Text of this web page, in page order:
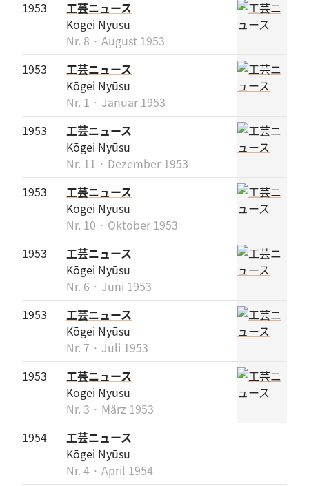
1953
工芸ニュース
Kōgei Nyūsu
Nr. 8 · August 1953
1953
工芸ニュース
Kōgei Nyūsu
Nr. 1 · Januar 1953
1953
工芸ニュース
Kōgei Nyūsu
Nr. 11 · Dezember 1953
1953
工芸ニュース
Kōgei Nyūsu
Nr. 10 · Oktober 1953
1953
工芸ニュース
Kōgei Nyūsu
Nr. 6 · Juni 1953
1953
工芸ニュース
Kōgei Nyūsu
Nr. 7 · Juli 1953
1953
工芸ニュース
Kōgei Nyūsu
Nr. 3 · März 1953
1954
工芸ニュース
Kōgei Nyūsu
Nr. 4 · April 1954